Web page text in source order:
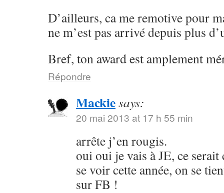
D’ailleurs, ca me remotive pour
ne m’est pas arrivé depuis plus
Bref, ton award est amplement
Répondre
Mackiesays:
20 mai 2013 at 17 h 55 min
arrête j’en rougis.
oui oui je vais à JE, ce serait
se voir cette année, on se
sur FB !